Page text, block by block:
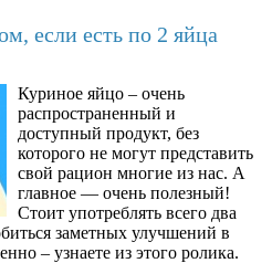
если есть по 2 яйца
Куриное яйцо – очень
распространенный и
доступный продукт, без
которого не могут представить
свой рацион многие из нас. А
главное — очень полезный!
Стоит употреблять всего два
заметных улучшений в
– узнаете из этого ролика.